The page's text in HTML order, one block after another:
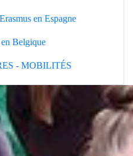
en Espagne
en Belgique
- MOBILITÉS